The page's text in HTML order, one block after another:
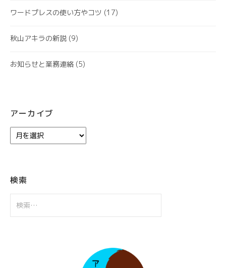
ワードプレスの使い方やコツ (17)
秋山アキラの新説 (9)
お知らせと業務連絡 (5)
アーカイブ
ー
ブ
検索
索: